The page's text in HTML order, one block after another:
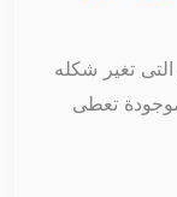
تغير شكله
تعطى